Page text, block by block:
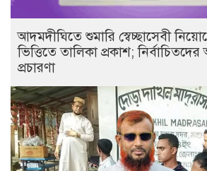
আদমদীঘিতে শুমারি স্বেচ্ছাসেবী
ভিত্তিতে তালিকা প্রকাশ;
প্রচারণা